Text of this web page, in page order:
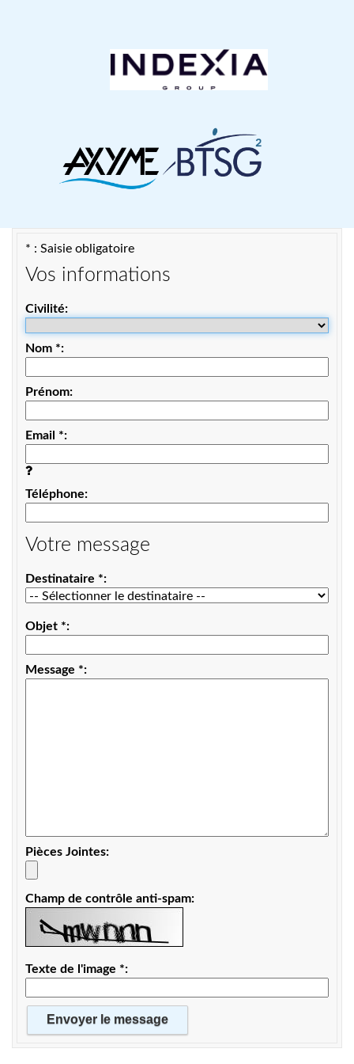
* : Saisie obligatoire
Vos informations
Civilité
Nom *
Prénom
Email *
Téléphone
Votre message
Destinataire *
Objet *
Message *
Pièces Jointes
Champ de contrôle anti-spam
Texte de l'image *